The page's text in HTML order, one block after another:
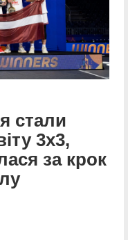
стали
3х3,
за крок